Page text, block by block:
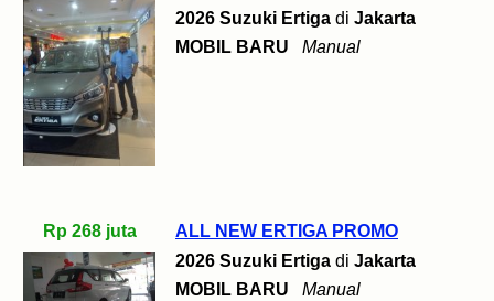
2026 Suzuki Ertiga di Jakarta
MOBIL BARU
Manual
Rp 268 juta
ALL NEW ERTIGA PROMO
2026 Suzuki Ertiga di Jakarta
MOBIL BARU
Manual